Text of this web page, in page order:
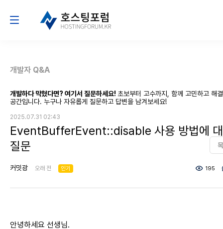
개발자 Q&A
개발하다 막혔다면? 여기서 질문하세요! 초보부터 고수까지, 함께 고민하고 해
공간입니다. 누구나 자유롭게 질문하고 답변을 남겨보세요!
2025.07.31 02:43
EventBufferEvent::disable 사용 방법에
질문
커밋광 오래 전 인기 195
안녕하세요 선생님.